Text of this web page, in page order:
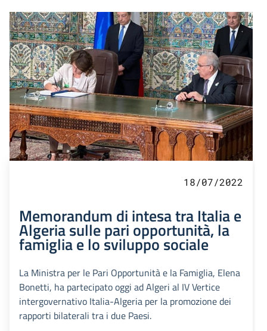
18/07/2022
Memorandum di intesa tra Italia e
Algeria sulle pari opportunità, la
famiglia e lo sviluppo sociale
La Ministra per le Pari Opportunità e la Famiglia, Elena
Bonetti, ha partecipato oggi ad Algeri al IV Vertice
intergovernativo Italia-Algeria per la promozione dei
rapporti bilaterali tra i due Paesi.